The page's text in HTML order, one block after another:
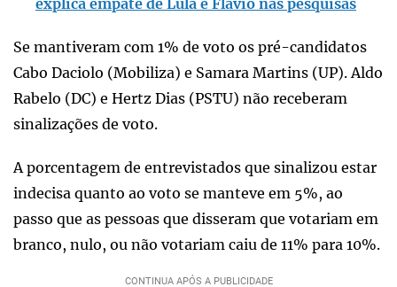
Se mantiveram com 1% de voto os pré-candidatos
Cabo Daciolo (Mobiliza) e Samara Martins (UP). Aldo
Rabelo (DC) e Hertz Dias (PSTU) não receberam
sinalizações de voto.
A porcentagem de entrevistados que sinalizou estar
indecisa quanto ao voto se manteve em 5%, ao
passo que as pessoas que disseram que votariam em
branco, nulo, ou não votariam caiu de 11% para 10%.